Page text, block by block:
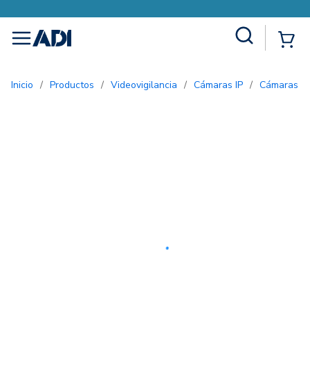
menu
Inicio / Productos / Videovigilancia / Cámaras IP / Cámaras